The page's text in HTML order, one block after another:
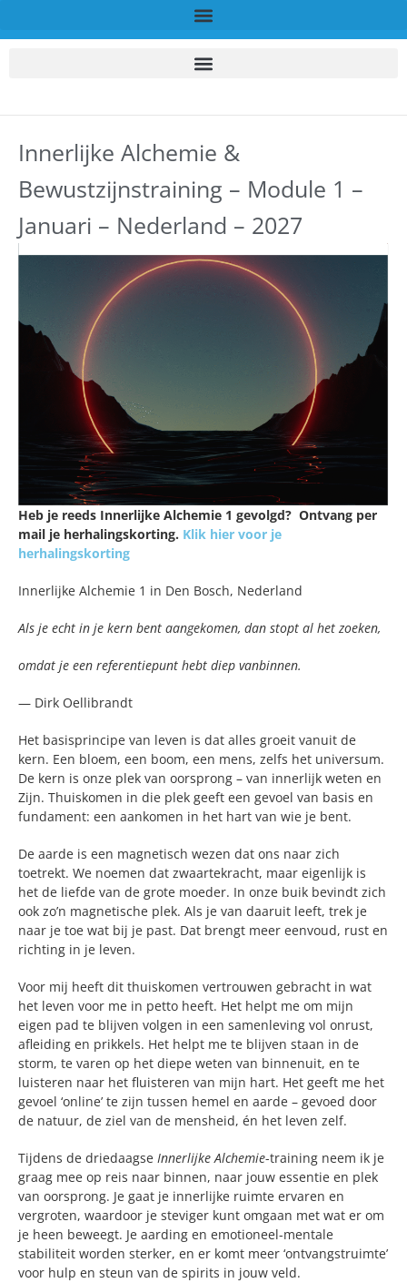
Innerlijke Alchemie &
Bewustzijnstraining – Module 1 –
Januari – Nederland – 2027
Heb je reeds Innerlijke Alchemie 1 gevolgd? Ontvang per
mail je herhalingskorting. Klik hier voor je
herhalingskorting
Innerlijke Alchemie 1 in Den Bosch, Nederland
Als je echt in je kern bent aangekomen, dan stopt al het zoeken,
omdat je een referentiepunt hebt diep vanbinnen.
— Dirk Oellibrandt
Het basisprincipe van leven is dat alles groeit vanuit de
kern. Een bloem, een boom, een mens, zelfs het universum.
De kern is onze plek van oorsprong – van innerlijk weten en
Zijn. Thuiskomen in die plek geeft een gevoel van basis en
fundament: een aankomen in het hart van wie je bent.
De aarde is een magnetisch wezen dat ons naar zich
toetrekt. We noemen dat zwaartekracht, maar eigenlijk is
het de liefde van de grote moeder. In onze buik bevindt zich
ook zo’n magnetische plek. Als je van daaruit leeft, trek je
naar je toe wat bij je past. Dat brengt meer eenvoud, rust en
richting in je leven.
Voor mij heeft dit thuiskomen vertrouwen gebracht in wat
het leven voor me in petto heeft. Het helpt me om mijn
eigen pad te blijven volgen in een samenleving vol onrust,
afleiding en prikkels. Het helpt me te blijven staan in de
storm, te varen op het diepe weten van binnenuit, en te
luisteren naar het fluisteren van mijn hart. Het geeft me het
gevoel ‘online’ te zijn tussen hemel en aarde – gevoed door
de natuur, de ziel van de mensheid, én het leven zelf.
Tijdens de driedaagse Innerlijke Alchemie-training neem ik je
graag mee op reis naar binnen, naar jouw essentie en plek
van oorsprong. Je gaat je innerlijke ruimte ervaren en
vergroten, waardoor je steviger kunt omgaan met wat er om
je heen beweegt. Je aarding en emotioneel-mentale
stabiliteit worden sterker, en er komt meer ‘ontvangstruimte’
voor hulp en steun van de spirits in jouw veld.